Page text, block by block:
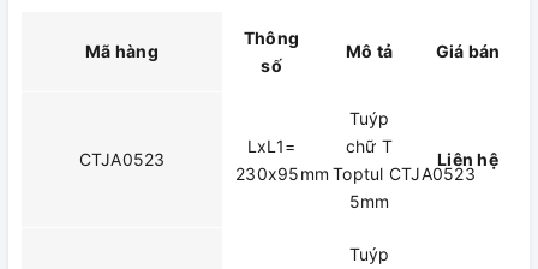
Mã hàng
Thông
số
Mô tả Giá bán
CTJA0523
LxL1=
230x95mm
Tuýp
chữ T
Toptul CTJA0523
5mm
Liên hệ
Tuýp